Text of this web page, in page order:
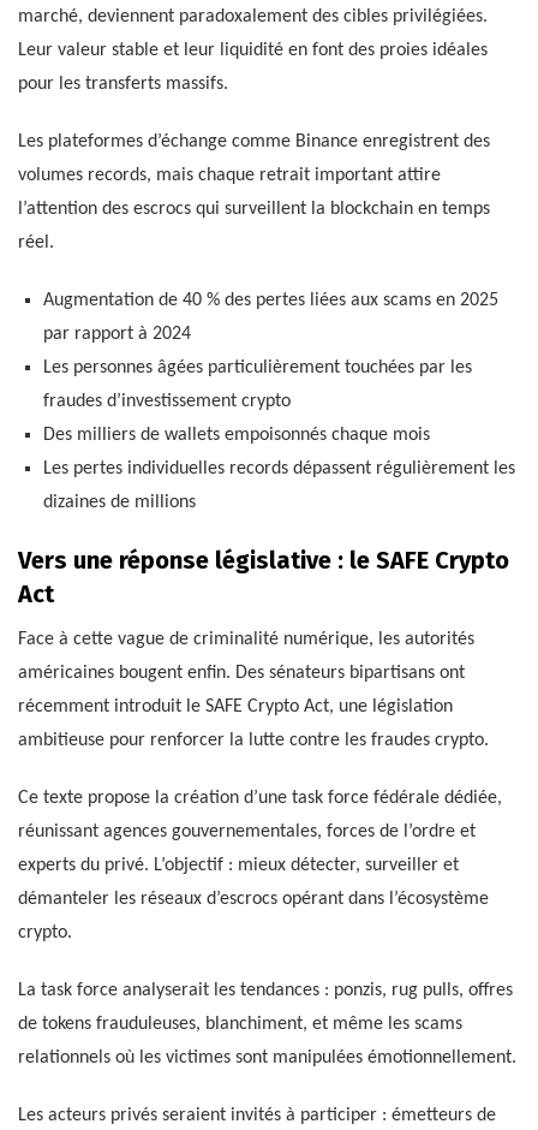
marché, deviennent paradoxalement des cibles privilégiées.
Leur valeur stable et leur liquidité en font des proies idéales
pour les transferts massifs.
Les plateformes d’échange comme Binance enregistrent des
volumes records, mais chaque retrait important attire
l’attention des escrocs qui surveillent la blockchain en temps
réel.
Augmentation de 40 % des pertes liées aux scams en 2025
par rapport à 2024
Les personnes âgées particulièrement touchées par les
fraudes d’investissement crypto
Des milliers de wallets empoisonnés chaque mois
Les pertes individuelles records dépassent régulièrement les
dizaines de millions
Vers une réponse législative : le SAFE Crypto
Act
Face à cette vague de criminalité numérique, les autorités
américaines bougent enfin. Des sénateurs bipartisans ont
récemment introduit le SAFE Crypto Act, une législation
ambitieuse pour renforcer la lutte contre les fraudes crypto.
Ce texte propose la création d’une task force fédérale dédiée,
réunissant agences gouvernementales, forces de l’ordre et
experts du privé. L’objectif : mieux détecter, surveiller et
démanteler les réseaux d’escrocs opérant dans l’écosystème
crypto.
La task force analyserait les tendances : ponzis, rug pulls, offres
de tokens frauduleuses, blanchiment, et même les scams
relationnels où les victimes sont manipulées émotionnellement.
Les acteurs privés seraient invités à participer : émetteurs de